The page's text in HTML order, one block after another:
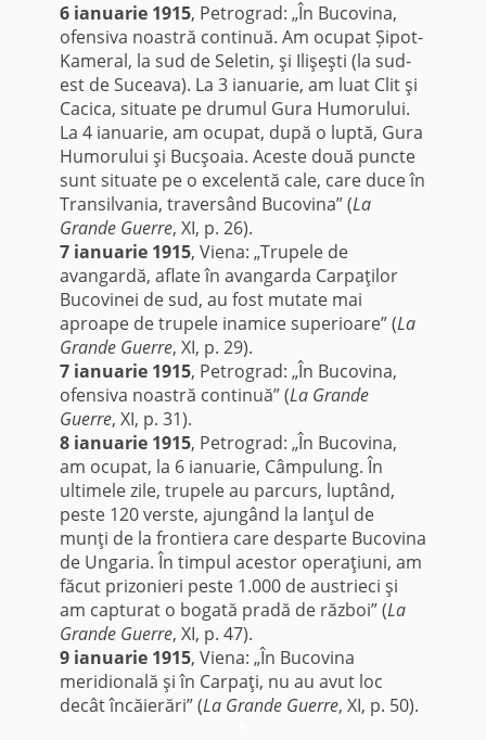
6 ianuarie 1915, Petrograd: „În Bucovina,
ofensiva noastră continuă. Am ocupat Șipot-
Kameral, la sud de Seletin, şi Ilişeşti (la sud-
est de Suceava). La 3 ianuarie, am luat Clit şi
Cacica, situate pe drumul Gura Humorului.
La 4 ianuarie, am ocupat, după o luptă, Gura
Humorului şi Bucşoaia. Aceste două puncte
sunt situate pe o excelentă cale, care duce în
Transilvania, traversând Bucovina” (La
Grande Guerre, XI, p. 26).
7 ianuarie 1915, Viena: „Trupele de
avangardă, aflate în avangarda Carpaţilor
Bucovinei de sud, au fost mutate mai
aproape de trupele inamice superioare” (La
Grande Guerre, XI, p. 29).
7 ianuarie 1915, Petrograd: „În Bucovina,
ofensiva noastră continuă” (La Grande
Guerre, XI, p. 31).
8 ianuarie 1915, Petrograd: „În Bucovina,
am ocupat, la 6 ianuarie, Câmpulung. În
ultimele zile, trupele au parcurs, luptând,
peste 120 verste, ajungând la lanţul de
munţi de la frontiera care desparte Bucovina
de Ungaria. În timpul acestor operaţiuni, am
făcut prizonieri peste 1.000 de austrieci şi
am capturat o bogată pradă de război” (La
Grande Guerre, XI, p. 47).
9 ianuarie 1915, Viena: „În Bucovina
meridională şi în Carpaţi, nu au avut loc
decât încăierări” (La Grande Guerre, XI, p. 50).